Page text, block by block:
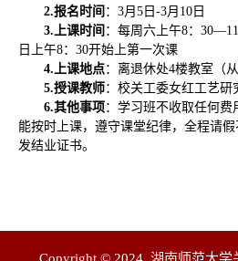
2.报名时间 ：3月5日-3月10日
3.上课时间 ： 每周六上午8：30—11
日上午8：30开始上第一次课
4.上课地点：离退休处4楼教室（
5.授课教师：校关工委女红工艺研
6.其他事项 ：学习班不收取任何
能按时上课，遵守课堂纪律，全程请
发结业证书。